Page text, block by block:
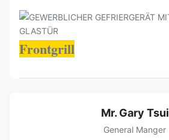
Frontgrill
Mr. Gary Tsui
General Manger